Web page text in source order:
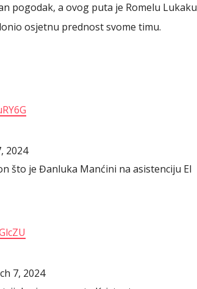
pogodak, a ovog puta je Romelu Lukaku
osjetnu prednost svome timu.
2024
što je Đanluka Manćini na asistenciju El
7, 2024